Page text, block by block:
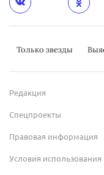
Только звезды
Редакция
Спецпроекты
Правовая информация
Условия использования